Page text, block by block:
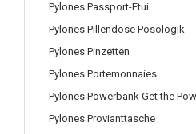
Pylones Passport-Etui
Pylones Pillendose Posologik
Pylones Pinzetten
Pylones Portemonnaies
Pylones Powerbank Get the
Pylones Provianttasche